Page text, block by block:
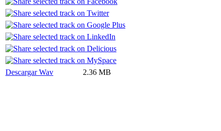
Descargar Wav 2.36 MB